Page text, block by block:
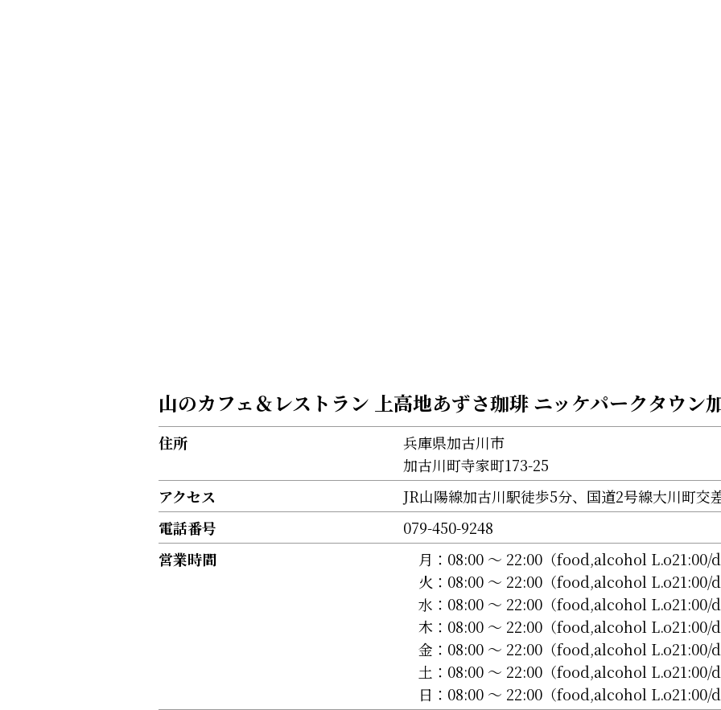
山のカフェ＆レストラン 上高地あずさ珈琲 ニッケパークタウン
住所
兵庫県加古川市
加古川町寺家町173-25
アクセス
JR山陽線加古川駅徒歩5分、国道2号線大川町交
電話番号
079-450-9248
営業時間
月： 08:00 〜 22:00（food,alcohol L.o21:00/
火： 08:00 〜 22:00（food,alcohol L.o21:00/
水： 08:00 〜 22:00（food,alcohol L.o21:00/
木： 08:00 〜 22:00（food,alcohol L.o21:00/
金： 08:00 〜 22:00（food,alcohol L.o21:00/
土： 08:00 〜 22:00（food,alcohol L.o21:00/
日： 08:00 〜 22:00（food,alcohol L.o21:00/